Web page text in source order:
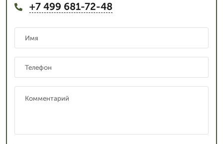
+7 499 681-72-48